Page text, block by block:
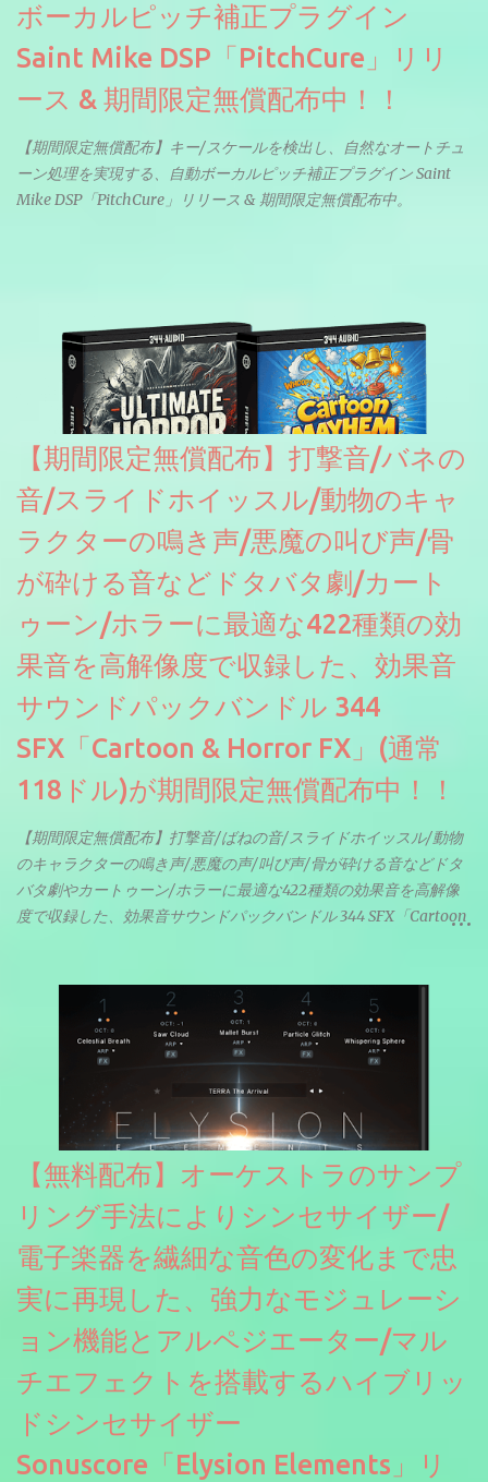
ボーカルピッチ補正プラグイン
Saint Mike DSP「PitchCure」リリ
ース & 期間限定無償配布中！！
【期間限定無償配布】キー/スケールを検出し、自然なオートチュ
ーン処理を実現する、自動ボーカルピッチ補正プラグイン Saint
Mike DSP「PitchCure」リリース & 期間限定無償配布中。
【期間限定無償配布】打撃音/バネの
音/スライドホイッスル/動物のキャ
ラクターの鳴き声/悪魔の叫び声/骨
が砕ける音などドタバタ劇/カート
ゥーン/ホラーに最適な422種類の効
果音を高解像度で収録した、効果音
サウンドパックバンドル 344
SFX「Cartoon & Horror FX」(通常
118ドル)が期間限定無償配布中！！
【期間限定無償配布】打撃音/ばねの音/スライドホイッスル/動物
のキャラクターの鳴き声/悪魔の声/叫び声/骨が砕ける音などドタ
バタ劇やカートゥーン/ホラーに最適な422種類の効果音を高解像
度で収録した、効果音サウンドパックバンドル 344 SFX「Cartoon
【無料配布】オーケストラのサンプ
リング手法によりシンセサイザー/
電子楽器を繊細な音色の変化まで忠
実に再現した、強力なモジュレーシ
ョン機能とアルペジエーター/マル
チエフェクトを搭載するハイブリッ
ドシンセサイザー
Sonuscore「Elysion Elements」リ